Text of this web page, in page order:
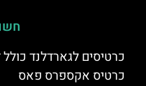
כרטיסים לגארדלנד
כרטיס אקספרס פאס